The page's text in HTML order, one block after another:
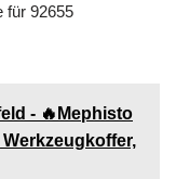
für 92655
- 🔥Mephisto